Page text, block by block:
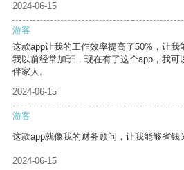
2024-06-15
游客
这款app让我的工作效率提高了50%，让我
我以前经常加班，现在有了这个app，我
伴家人。
2024-06-15
游客
这款app就像我的财务顾问，让我能够省钱
2024-06-15